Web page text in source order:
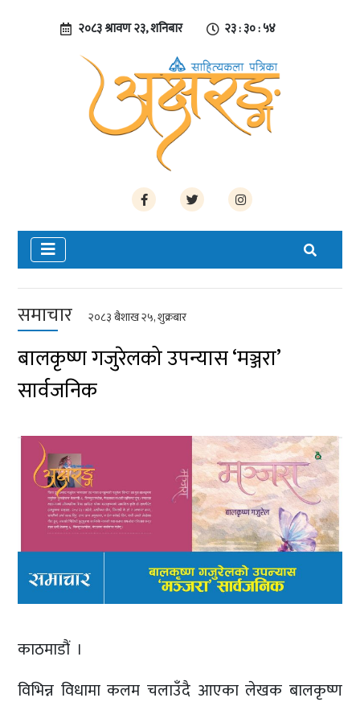
२०८३ श्रावण २३, शनिबार २३ : ३० : ५४
समाचार २०८३ बैशाख २५, शुक्रबार
बालकृष्ण गजुरेलको उपन्यास ‘मञ्जरा’
सार्वजनिक
काठमाडौं ।
विभिन्न विधामा कलम चलाउँदै आएका लेखक बालकृष्ण